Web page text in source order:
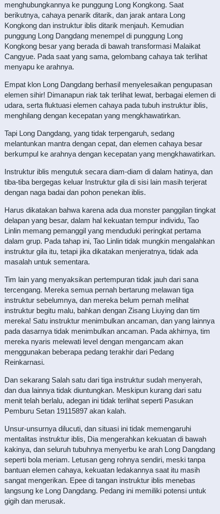
menghubungkannya ke punggung Long Kongkong. Saat
berikutnya, cahaya penarik ditarik, dan jarak antara Long
Kongkong dan instruktur iblis ditarik menjauh. Kemudian
punggung Long Dangdang menempel di punggung Long
Kongkong besar yang berada di bawah transformasi Malaikat
Cangyue. Pada saat yang sama, gelombang cahaya tak terlihat
menyapu ke arahnya.
Empat klon Long Dangdang berhasil menyelesaikan pengupasan
elemen sihir! Dimanapun riak tak terlihat lewat, berbagai elemen di
udara, serta fluktuasi elemen cahaya pada tubuh instruktur iblis,
menghilang dengan kecepatan yang mengkhawatirkan.
Tapi Long Dangdang, yang tidak terpengaruh, sedang
melantunkan mantra dengan cepat, dan elemen cahaya besar
berkumpul ke arahnya dengan kecepatan yang mengkhawatirkan.
Instruktur iblis mengutuk secara diam-diam di dalam hatinya, dan
tiba-tiba bergegas keluar Instruktur gila di sisi lain masih terjerat
dengan naga badai dan pohon penekan iblis.
Harus dikatakan bahwa karena ada dua monster panggilan tingkat
delapan yang besar, dalam hal kekuatan tempur individu, Tao
Linlin memang pemanggil yang menduduki peringkat pertama
dalam grup. Pada tahap ini, Tao Linlin tidak mungkin mengalahkan
instruktur gila itu, tetapi jika dikatakan menjeratnya, tidak ada
masalah untuk sementara.
Tim lain yang menyaksikan pertempuran tidak jauh dari sana
tercengang. Mereka semua pernah bertarung melawan tiga
instruktur sebelumnya, dan mereka belum pernah melihat
instruktur begitu malu, bahkan dengan Zisang Liuying dan tim
mereka! Satu instruktur menimbulkan ancaman, dan yang lainnya
pada dasarnya tidak menimbulkan ancaman. Pada akhirnya, tim
mereka nyaris melewati level dengan mengancam akan
menggunakan beberapa pedang terakhir dari Pedang
Reinkarnasi.
Dan sekarang Salah satu dari tiga instruktur sudah menyerah,
dan dua lainnya tidak diuntungkan. Meskipun kurang dari satu
menit telah berlalu, adegan ini tidak terlihat seperti Pasukan
Pemburu Setan 19115897 akan kalah.
Unsur-unsurnya dilucuti, dan situasi ini tidak memengaruhi
mentalitas instruktur iblis, Dia mengerahkan kekuatan di bawah
kakinya, dan seluruh tubuhnya menyerbu ke arah Long Dangdang
seperti bola meriam. Letusan geng rohnya sendiri, meski tanpa
bantuan elemen cahaya, kekuatan ledakannya saat itu masih
sangat mengerikan. Epee di tangan instruktur iblis menebas
langsung ke Long Dangdang. Pedang ini memiliki potensi untuk
gigih dan merusak.